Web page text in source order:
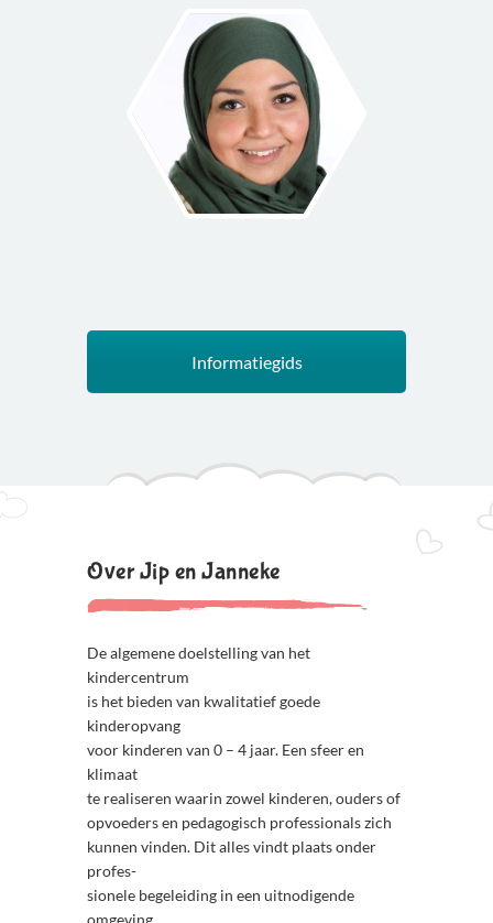
Locatie manager & Pedagogisch
coach
Wil je meer over mij te weten komen? Ga
dan naar “Ons Team” en lees mijn verhaal.
dan naar “Ons Team” en lees mijn verhaal.
Informatiegids
Over Jip en Janneke
De algemene doelstelling van het
kindercentrum
is het bieden van kwalitatief goede
kinderopvang
voor kinderen van 0 – 4 jaar. Een sfeer en
klimaat
te realiseren waarin zowel kinderen, ouders of
opvoeders en pedagogisch professionals zich
kunnen vinden. Dit alles vindt plaats onder
profes-
sionele begeleiding in een uitnodigende
omgeving